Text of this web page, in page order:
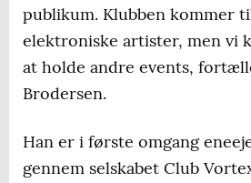
publikum. Klubben kommer
elektroniske artister, men vi
at holde andre events,
Brodersen.
Han er i første omgang
gennem selskabet Club